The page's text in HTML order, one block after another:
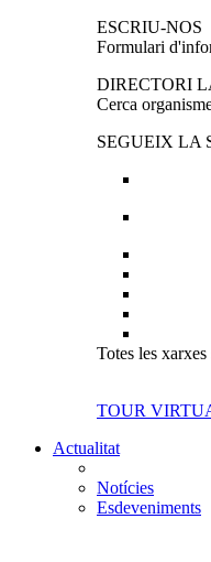
ESCRIU-NOS
Formulari
DIRECTORI
Cerca
SEGUEIX LA
Totes les
TOUR
Actualitat
Notícies
Esdeveniments